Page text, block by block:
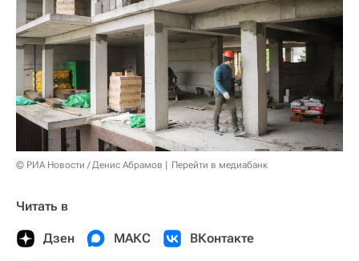
© РИА Новости / Денис Абрамов Перейти в медиабанк
Читать в
Дзен МАКС ВКонтакте